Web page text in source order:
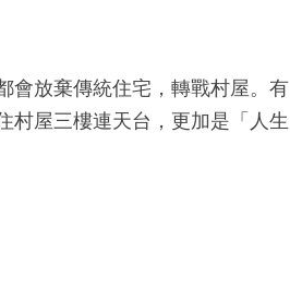
會放棄傳統住宅，轉戰村屋。有
村屋三樓連天台，更加是「人生